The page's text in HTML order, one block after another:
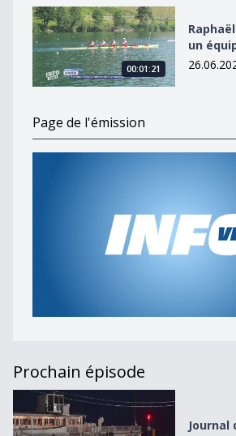
Raphaël Ahumada dans un
00:01:21
un
Page de l'émission
Prochain épisode
Journal du 8 avril 2024
Journal